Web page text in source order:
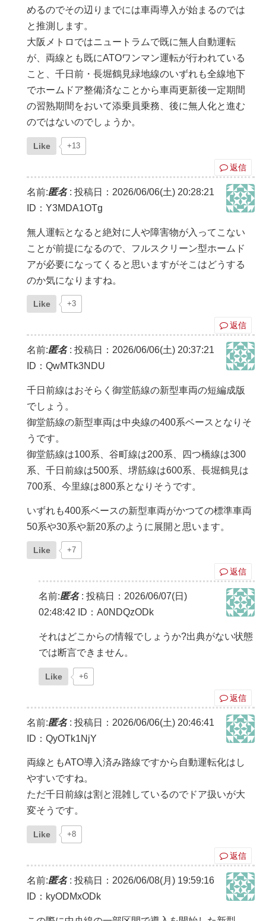
めるのでその辺りまでには車両導入が始まるのでは
と推測します。
大阪メトロではニュートラムで既に無人自動運転
が、両線とも既にATOワンマン運転が行われている
こと、千日前・長堀鶴見緑地線のいずれも全線地下
でホームドア整備済なことから車両更新後一定期間
の習熟期間をおいて添乗員乗務、後に無人化と進む
のではないのでしょうか。
Like +13
返信
名前:匿名: 投稿日：2026/06/06(土) 20:28:21
ID：Y3MDA1OTg
無人運転となると絶対に人や障害物が入ってこない
ことが前提になるので、フルスクリーン型ホームド
アが必要になってくると思いますがそこはどうする
のか気になりますね。
Like +3
返信
名前:匿名: 投稿日：2026/06/06(土) 20:37:21
ID：QwMTk3NDU
千日前線はおそらく御堂筋線の新型車両の短編成版
でしょう。
御堂筋線の新型車両は中央線の400系ベースとなりそ
うです。
御堂筋線は100系、谷町線は200系、四つ橋線は300
系、千日前線は500系、堺筋線は600系、長堀鶴見は
700系、今里線は800系となりそうです。
いずれも400系ベースの新型車両がかつての標準車両
50系や30系や新20系のように展開と思います。
Like +7
返信
名前:匿名: 投稿日：2026/06/07(日)
02:48:42
ID：A0NDQzODk
それはどこからの情報でしょうか?出典がない状態
では断言できません。
Like +6
返信
名前:匿名: 投稿日：2026/06/06(土) 20:46:41
ID：QyOTk1NjY
両線ともATO導入済み路線ですから自動運転化はし
やすいですね。
ただ千日前線は割と混雑しているのでドア扱いが大
変そうです。
Like +8
返信
名前:匿名: 投稿日：2026/06/08(月) 19:59:16
ID：kyODMxODk